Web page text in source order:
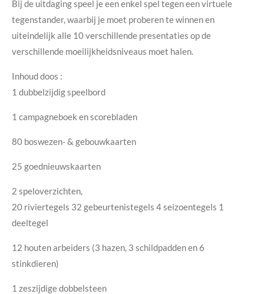
Bij de uitdaging speel je een enkel spel tegen een virtuele
tegenstander, waarbij je moet proberen te winnen en
uiteindelijk alle 10 verschillende presentaties op de
verschillende moeilijkheidsniveaus moet halen.
Inhoud doos :
1 dubbelzijdig speelbord
1 campagneboek en scorebladen
80 boswezen- & gebouwkaarten
25 goednieuwskaarten
2 speloverzichten,
20 riviertegels 32 gebeurtenistegels 4 seizoentegels 1
deeltegel
12 houten arbeiders (3 hazen, 3 schildpadden en 6
stinkdieren)
1 zeszijdige dobbelsteen